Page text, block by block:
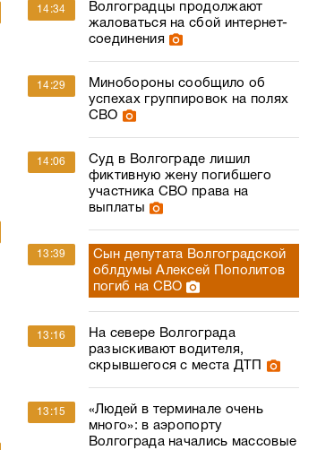
14:34
Волгоградцы продолжают
жаловаться на сбой интернет-
соединения
14:29
Минобороны сообщило об
успехах группировок на полях
СВО
14:06
Суд в Волгограде лишил
фиктивную жену погибшего
участника СВО права на
выплаты
13:39
Сын депутата Волгоградской
облдумы Алексей Пополитов
погиб на СВО
13:16
На севере Волгограда
разыскивают водителя,
скрывшегося с места ДТП
13:15
«Людей в терминале очень
много»: в аэропорту
Волгограда начались массовые